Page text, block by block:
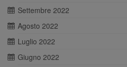
Settembre 2022
Agosto 2022
Luglio 2022
Giugno 2022